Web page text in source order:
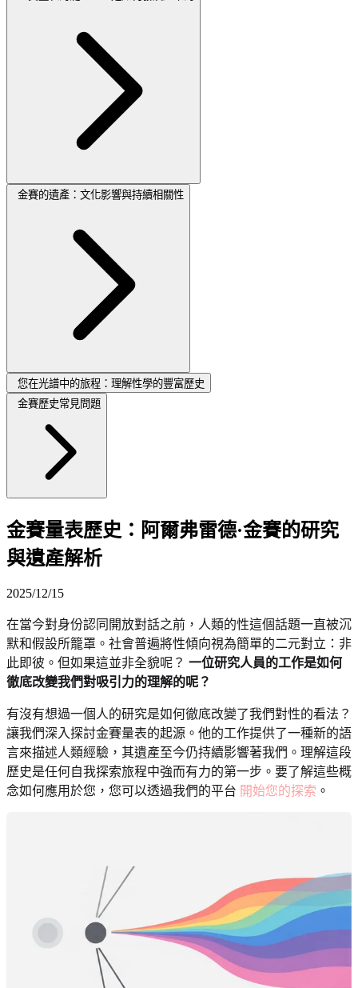
金賽的遺產：文化影響與持續相關性
您在光譜中的旅程：理解性學的豐富歷史
金賽歷史常見問題
金賽量表歷史：阿爾弗雷德·金賽的研究
與遺產解析
2025/12/15
在當今對身份認同開放對話之前，人類的性這個話題一直被沉
默和假設所籠罩。社會普遍將性傾向視為簡單的二元對立：非
此即彼。但如果這並非全貌呢？ 一位研究人員的工作是如何
徹底改變我們對吸引力的理解的呢？
有沒有想過一個人的研究是如何徹底改變了我們對性的看法？
讓我們深入探討金賽量表的起源。他的工作提供了一種新的語
言來描述人類經驗，其遺產至今仍持續影響著我們。理解這段
歷史是任何自我探索旅程中強而有力的第一步。要了解這些概
念如何應用於您，您可以透過我們的平台 開始您的探索 。